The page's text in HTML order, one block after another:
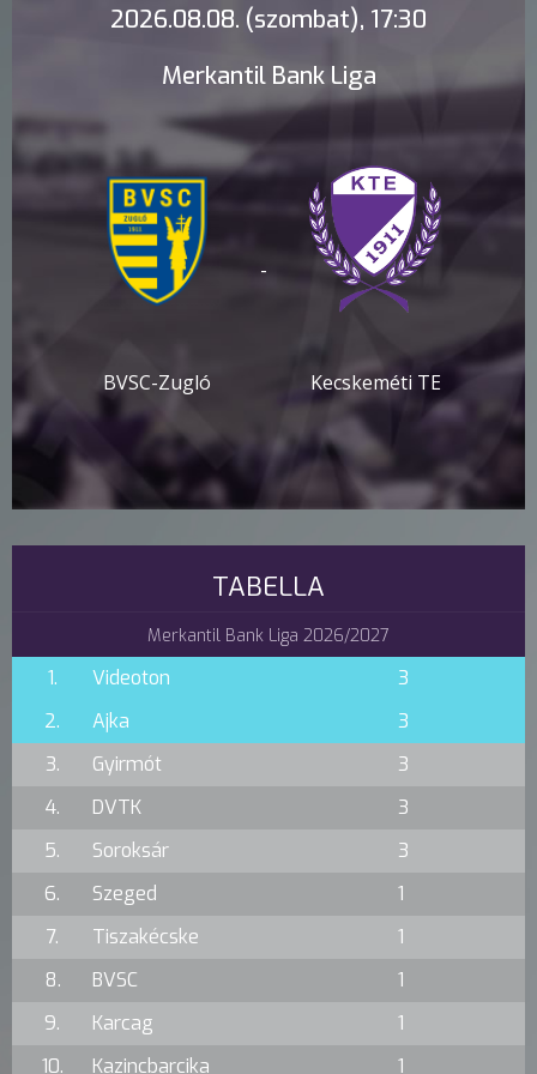
2026.08.08. (szombat), 17:30
Merkantil Bank Liga
BVSC-Zugló
-
Kecskeméti TE
TABELLA
Merkantil Bank Liga 2026/2027
1. Videoton
3
2.
Ajka
3
3.
Gyirmót
3
4.
DVTK
3
5.
Soroksár
3
6.
Szeged
1
7.
Tiszakécske
1
8.
BVSC
1
9.
Karcag
1
10.
Kazincbarcika 1